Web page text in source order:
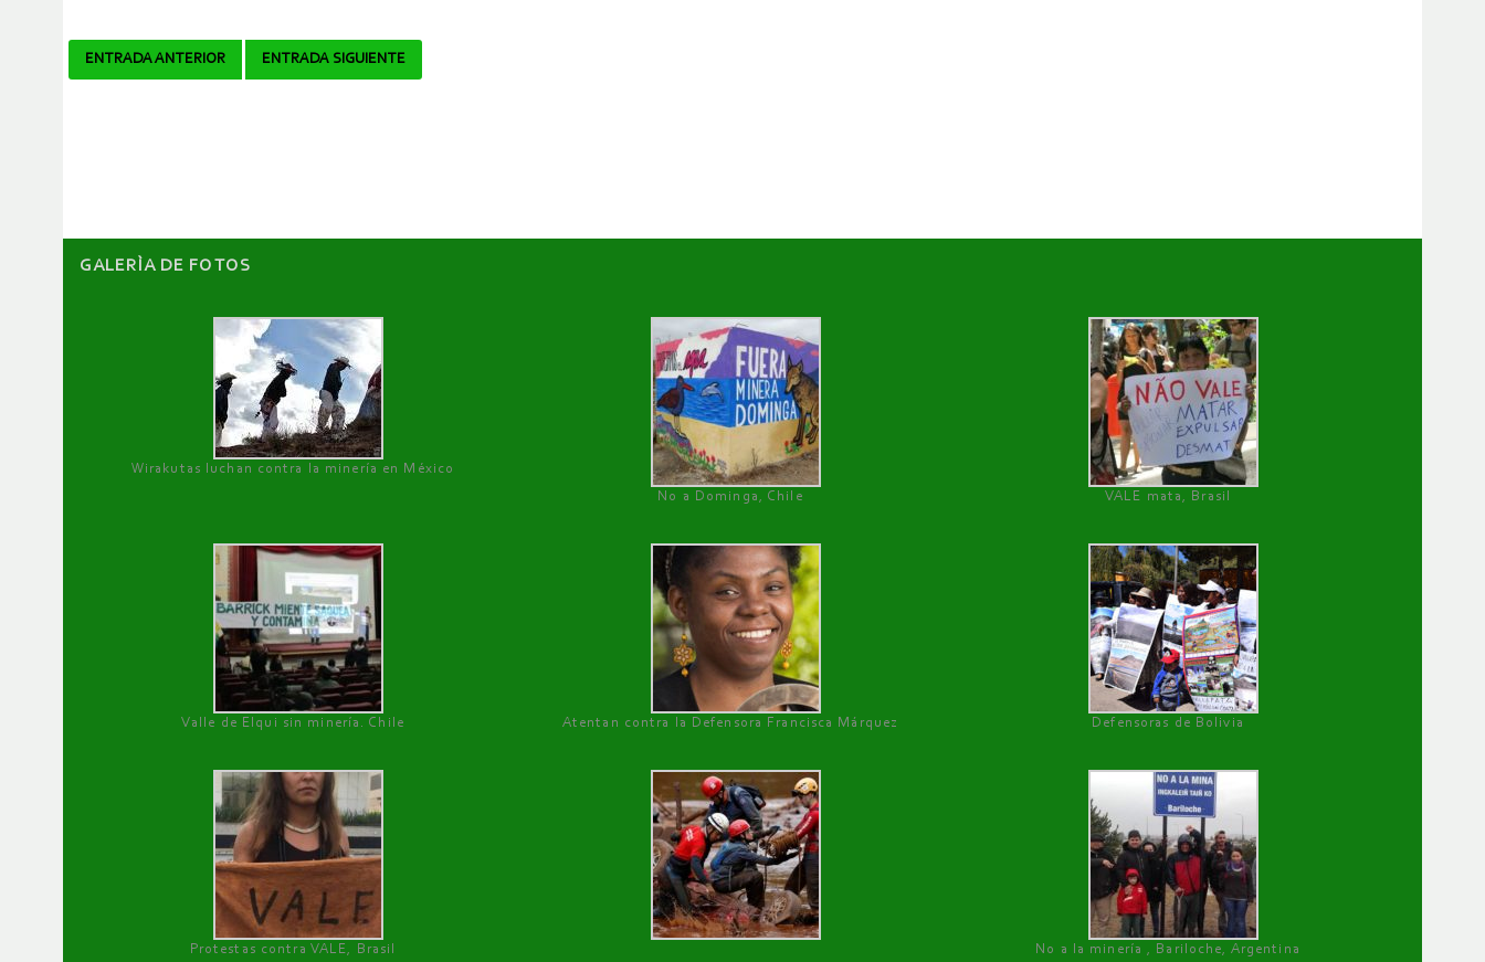
Navegador
ENTRADA ANTERIOR ENTRADA SIGUIENTE
GALERÌA DE FOTOS
Wirakutas luchan contra la minería en México
No a Dominga, Chile
VALE mata, Brasil
Valle de Elqui sin minería. Chile Atentan contra la Defensora Francisca Márquez Defensoras de Bolivia
Protestas contra VALE, Brasil No a la minería , Bariloche, Argentina